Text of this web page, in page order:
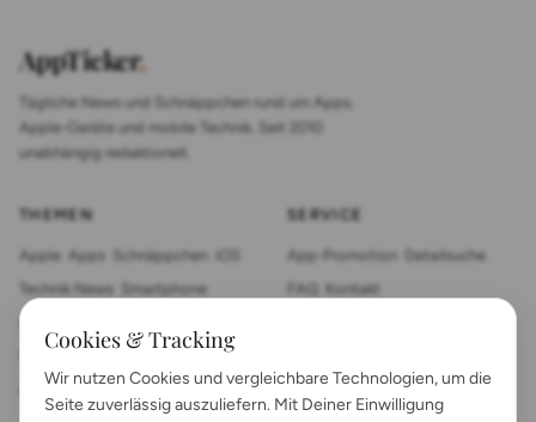
AppTicker.
Tägliche News und Schnäppchen rund um Apps,
Apple-Geräte und mobile Technik. Seit 2010
unabhängig redaktionell.
THEMEN
Apple Apps Schnäppchen
Technik News
Smartphone
Anleitungen Gadgets
SERVICE
App-Promotion
Detailsuche
FAQ
Kontakt
Cookies & Tracking
Wir nutzen Cookies und vergleichbare Technologien, um die
Seite zuverlässig auszuliefern. Mit Deiner Einwilligung